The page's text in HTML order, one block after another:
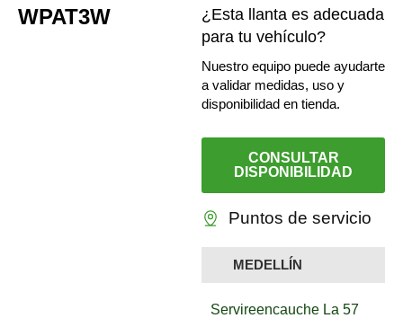
WPAT3W
¿Esta llanta es adecuada
para tu vehículo?
Nuestro equipo puede ayudarte
a validar medidas, uso y
disponibilidad en tienda.
CONSULTAR
DISPONIBILIDAD
Puntos de servicio
MEDELLÍN
Servireencauche La 57